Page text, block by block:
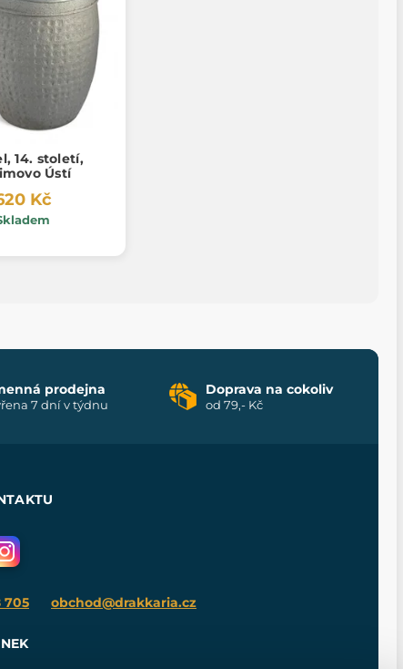
14. století,
Ústí
Kč
prodejna
7 dní v týdnu
Doprava na cokoliv
od 79,- Kč
705 obchod@drakkaria.cz